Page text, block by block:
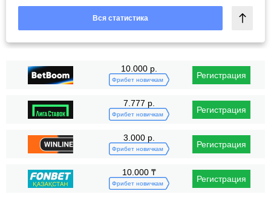
Вся статистика
10.000 р.
Фрибет новичкам Регистрация
7.777 р.
Фрибет новичкам Регистрация
3.000 р.
Фрибет новичкам Регистрация
10.000 ₸
Фрибет новичкам Регистрация